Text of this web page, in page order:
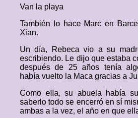
Van la playa
También lo hace Marc en
Xian.
Un día, Rebeca vio a su
escribiendo. Le dijo que estaba
después de 25 años tenía
había vuelto la Maca gracias a
Como ella, su abuela había
saberlo todo se encerró en sí
ambas a la vez, el año en que